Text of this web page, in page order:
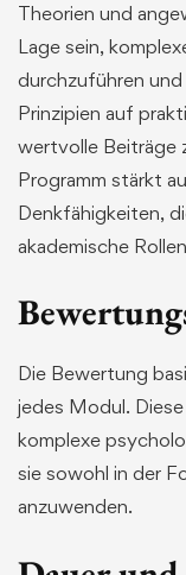
Theorien und
Lage sein,
durchzuführen
Prinzipien auf
wertvolle Beiträge
Programm stärkt
Denkfähigkeiten,
akademische
Die Bewertung
jedes Modul.
komplexe
sie sowohl in der
anzuwenden.